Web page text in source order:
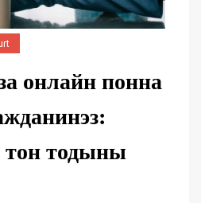
онлайн понна
тон тодыны